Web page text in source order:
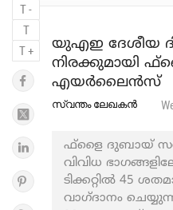
T -
T
T +
യുഎഇ ദേശീയ
നിരക്കുമായി
എയര്‍ലൈന്‍സ്
സ്വന്തം ലേഖകന്‍
ഫ്‌ളൈ ദുബായ്
വിവിധ
ടിക്കറ്റില്‍ 45
വാഗ്ദാനം